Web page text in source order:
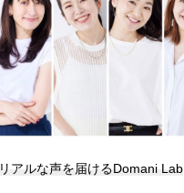
リアルな声を届けるDomani Lab